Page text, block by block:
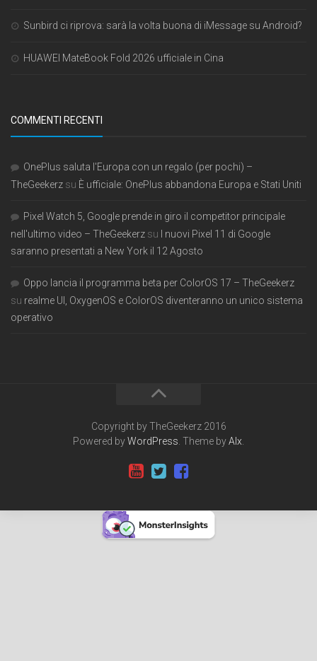
Sunbird ci riprova: sarà la volta buona di iMessage su Android?
HUAWEI MateBook Fold 2026 ufficiale in Cina
COMMENTI RECENTI
OnePlus saluta l'Europa con un regalo (per pochi) –
TheGeekerz su È ufficiale: OnePlus abbandona Europa e Stati Uniti
Pixel Watch 5, Google prende in giro il competitor principale
nell'ultimo video – TheGeekerz su
I nuovi Pixel 11 di Google
saranno presentati a New York il 12 Agosto
Oppo lancia il programma beta per ColorOS 17 – TheGeekerz
su realme UI, OxygenOS e ColorOS diventeranno un unico sistema
operativo
Copyright by TheGeekerz 2016
Powered byWordPress . Theme byAlx